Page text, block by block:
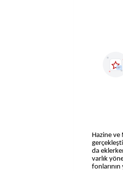
Hazine ve
da
varlık